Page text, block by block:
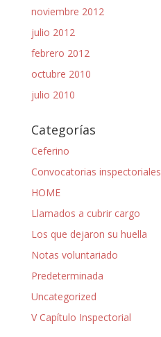
noviembre 2012
julio 2012
febrero 2012
octubre 2010
julio 2010
Categorías
Ceferino
Convocatorias inspectoriales
HOME
Llamados a cubrir cargo
Los que dejaron su huella
Notas voluntariado
Predeterminada
Uncategorized
V Capítulo Inspectorial